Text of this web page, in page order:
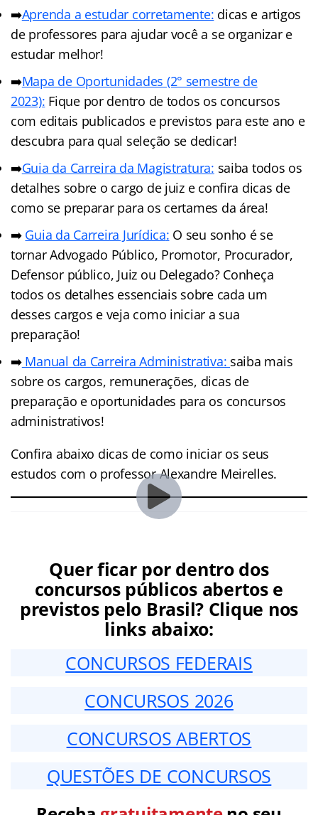
➡️Aprenda a estudar corretamente: dicas e artigos
de professores para ajudar você a se organizar e
estudar melhor!
➡️Mapa de Oportunidades (2° semestre de
2023): Fique por dentro de todos os concursos
com editais publicados e previstos para este ano e
descubra para qual seleção se dedicar!
➡️Guia da Carreira da Magistratura: saiba todos os
detalhes sobre o cargo de juiz e confira dicas de
como se preparar para os certames da área!
➡️ Guia da Carreira Jurídica: O seu sonho é se
tornar Advogado Público, Promotor, Procurador,
Defensor público, Juiz ou Delegado? Conheça
todos os detalhes essenciais sobre cada um
desses cargos e veja como iniciar a sua
preparação!
➡️Manual da Carreira Administrativa: saiba mais
sobre os cargos, remunerações, dicas de
preparação e oportunidades para os concursos
administrativos!
Confira abaixo dicas de como iniciar os seus
estudos com o professor Alexandre Meirelles.
Quer ficar por dentro dos
concursos públicos abertos e
previstos pelo Brasil? Clique nos
links abaixo:
CONCURSOS FEDERAIS
CONCURSOS 2026
CONCURSOS ABERTOS
QUESTÕES DE CONCURSOS